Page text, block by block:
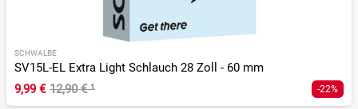
SCHWALBE
SV15L-EL Extra Light Schlauch 28 Zoll - 60 mm
9,99 € 12,90 €¹ -22%